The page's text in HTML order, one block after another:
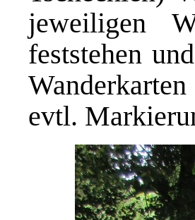
jeweiligen
feststehen
evtl.